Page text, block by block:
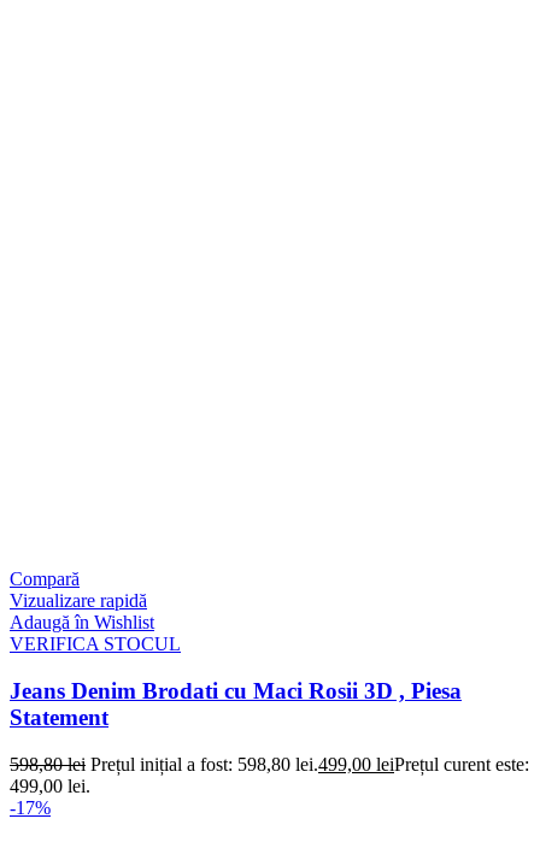
Compară
Vizualizare rapidă
Adaugă în Wishlist
VERIFICA STOCUL
Jeans Denim Brodati cu Maci Rosii 3D , Piesa
Statement
598,80lei Prețul inițial a fost: 598,80 lei.499,00 leiPrețul curent este:
499,00 lei.
-17%